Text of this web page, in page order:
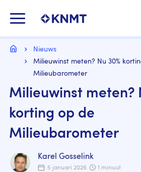
naar
gaanKruimelpad
HomeNieuws
Milieuwinst meten? Nu 30%
Milieubarometer
Milieuwinst meten?
korting op de
Milieubarometer
Karel Gosselink
5 januari 2026 1 minuut